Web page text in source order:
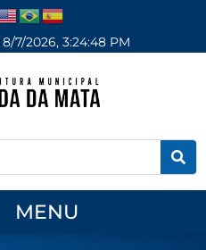
8/7/2026, 3:24:48 PM
MENU